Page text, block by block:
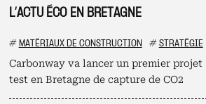
L’ACTU ÉCO EN BRETAGNE
# MATÉRIAUX DE CONSTRUCTION # STRATÉGIE
Carbonway va lancer un premier projet
test en Bretagne de capture de CO2